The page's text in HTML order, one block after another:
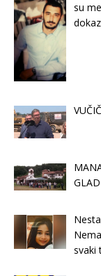
su
svaki